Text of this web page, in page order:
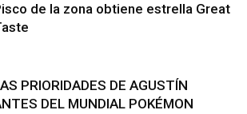
de la zona obtiene estrella Great
PRIORIDADES DE AGUSTÍN
DEL MUNDIAL POKÉMON